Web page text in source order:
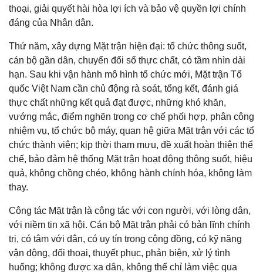
thoại, giải quyết hài hòa lợi ích và bảo vệ quyền lợi chính
đáng của Nhân dân.
Thứ năm, xây dựng Mặt trận hiện đại: tổ chức thông suốt,
cán bộ gần dân, chuyển đổi số thực chất, có tầm nhìn dài
hạn. Sau khi vận hành mô hình tổ chức mới, Mặt trận Tổ
quốc Việt Nam cần chủ động rà soát, tổng kết, đánh giá
thực chất những kết quả đạt được, những khó khăn,
vướng mắc, điểm nghẽn trong cơ chế phối hợp, phân công
nhiệm vụ, tổ chức bộ máy, quan hệ giữa Mặt trận với các tổ
chức thành viên; kịp thời tham mưu, đề xuất hoàn thiện thể
chế, bảo đảm hệ thống Mặt trận hoạt động thông suốt, hiệu
quả, không chồng chéo, không hành chính hóa, không làm
thay.
Công tác Mặt trận là công tác với con người, với lòng dân,
với niềm tin xã hội. Cán bộ Mặt trận phải có bản lĩnh chính
trị, có tâm với dân, có uy tín trong cộng đồng, có kỹ năng
vận động, đối thoại, thuyết phục, phản biện, xử lý tình
huống; không được xa dân, không thể chỉ làm việc qua